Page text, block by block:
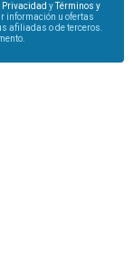
Privacidad y
Términos y
información u ofertas
afiliadas o de terceros.